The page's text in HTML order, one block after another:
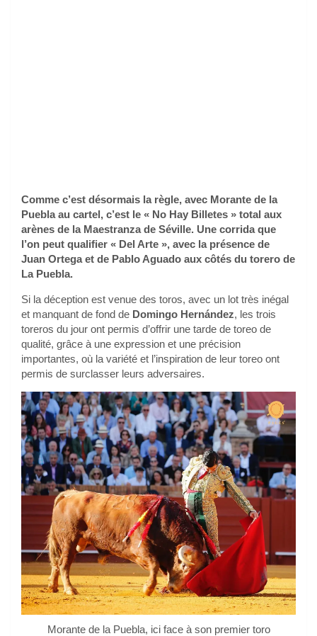
Comme c’est désormais la règle, avec Morante de la
Puebla au cartel, c’est le « No Hay Billetes » total aux
arènes de la Maestranza de Séville. Une corrida que
l’on peut qualifier « Del Arte », avec la présence de
Juan Ortega et de Pablo Aguado aux côtés du torero de
La Puebla.
Si la déception est venue des toros, avec un lot très inégal
et manquant de fond de Domingo Hernández, les trois
toreros du jour ont permis d’offrir une tarde de toreo de
qualité, grâce à une expression et une précision
importantes, où la variété et l’inspiration de leur toreo ont
permis de surclasser leurs adversaires.
Morante de la Puebla, ici face à son premier toro